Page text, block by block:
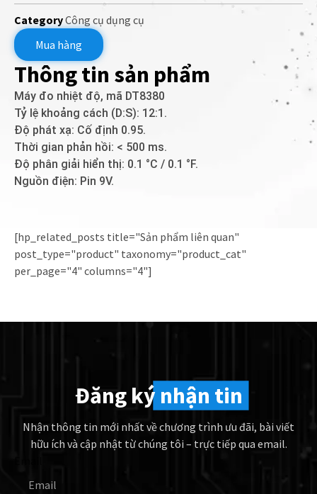
CategoryCông cụ dụng cụ
Mua hàng
Thông tin sản phẩm
Máy đo nhiệt độ, mã DT8380
Tỷ lệ khoảng cách (D:S): 12:1.
Độ phát xạ: Cố định 0.95.
Thời gian phản hồi: < 500 ms.
Độ phân giải hiển thị: 0.1 °C / 0.1 °F.
Nguồn điện: Pin 9V.
[hp_related_posts title="Sản phẩm liên quan"
post_type="product" taxonomy="product_cat"
per_page="4" columns="4"]
Đăng ký nhận tin
Nhận thông tin mới nhất về chương trình ưu đãi, bài viết
hữu ích và cập nhật từ chúng tôi – trực tiếp qua email.